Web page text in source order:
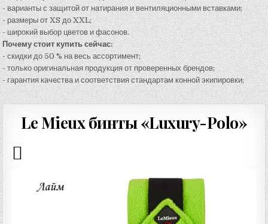
- варианты с защитой от натирания и вентиляционными вставками;
- размеры от XS до XXL;
- широкий выбор цветов и фасонов.
Почему стоит купить сейчас:
- скидки до 50 % на весь ассортимент;
- только оригинальная продукция от проверенных брендов;
- гарантия качества и соответствия стандартам конной экипировки;
Le Mieux бинты «Luxury-Polo»